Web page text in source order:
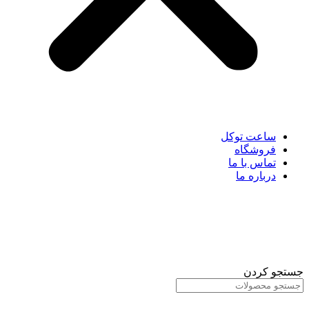
ساعت توکل
فروشگاه
تماس با ما
درباره ما
جستجو کردن